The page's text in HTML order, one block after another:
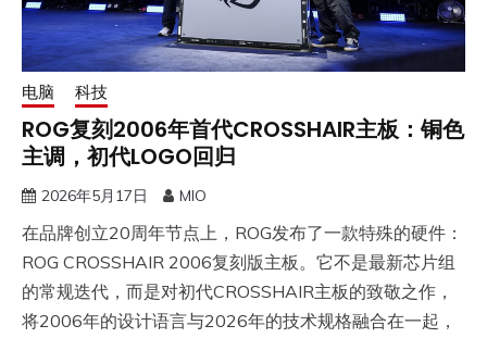
电脑 科技
ROG复刻2006年首代CROSSHAIR主板：铜色
主调，初代LOGO回归
2026年5月17日 MIO
在品牌创立20周年节点上，ROG发布了一款特殊的硬件：
ROG CROSSHAIR 2006复刻版主板。它不是最新芯片组
的常规迭代，而是对初代CROSSHAIR主板的致敬之作，
将2006年的设计语言与2026年的技术规格融合在一起，